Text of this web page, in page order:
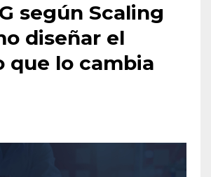
según Scaling
diseñar el
que lo cambia